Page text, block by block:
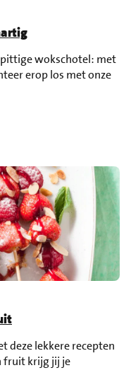
wokschotel: met
erop los met onze
deze lekkere recepten
fruit krijg jij je